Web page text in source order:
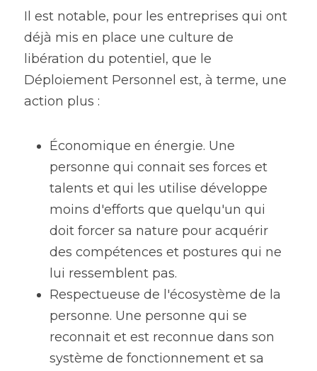
Il est notable, pour les entreprises qui ont
déjà mis en place une culture de
libération du potentiel, que le
Déploiement Personnel est, à terme, une
action plus :
Économique en énergie. Une
personne qui connait ses forces et
talents et qui les utilise développe
moins d'efforts que quelqu'un qui
doit forcer sa nature pour acquérir
des compétences et postures qui ne
lui ressemblent pas.
Respectueuse de l'écosystème de la
personne. Une personne qui se
reconnait et est reconnue dans son
système de fonctionnement et sa